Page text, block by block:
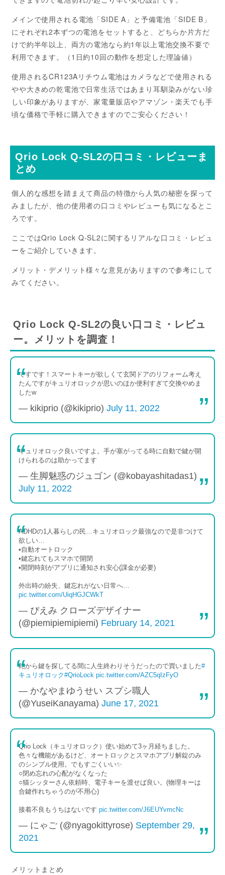
メインで使用される電池「SIDE A」と予備電池「SIDE B」
にそれぞれ2本ずつの電池をセットすると、どちらか片方だ
けで約半年以上、両方の電池なら約1年以上電池交換不要で
利用できます。（1日約10回の動作を想定した理論値）
使用されるCR123Aリチウム電池はカメラなどで使用される
やや大きめの乾電池で日常生活ではあまり耳馴染みがない珍
しい印象がありますが、家電量販店やアマゾン・楽天でも手
頃な価格で手軽に購入できますのでご安心ください！
Qrio Lock Q-SL2の口コミ・レビューま
とめ
個人的な感想を踏まえて商品の特徴から人気の秘密を探って
みましたが、他の使用者の口コミやレビューも気になるとこ
ろです。
ここではQrio Lock Q-SL2に関するリアルな口コミ・レビュ
ーをご紹介していきます。
メリット・デメリット様々な意見がありますので参考にして
みてください。
Qrio Lock Q-SL2の良い口コミ・レビュ
ー。メリットを調査！
ですです！スマートキーが欲しくて玄関ドアのリフォーム考え
たんですがキュリオロックが思いのほか便利すぎて交換やめま
したw
— kikiprio (@kikiprio) July 11, 2022
キュリオロック良いですよ。手が塞がってる時に自動で鍵が開
けられるのは助かってます
— 生脚魅惑のジュゴン (@kobayashitadas1)
July 11, 2022
ADHDの1人暮らしの民…キュリオロック最強なので是非つけて
欲しい…
•自動オートロック
•鍵忘れてもスマホで開閉
•開閉時刻がアプリに通知され安心(課金が必要)
外出時の紛失、鍵忘れがない日常へ…
pic.twitter.com/UiqHGJCWkT
— ぴえみ クローズデザイナー
(@piemipiemipiemi) February 14, 2021
鞄から鍵を探してる間に人生終わりそうだったので買いました#
キュリオロック#QrioLock pic.twitter.com/AZC5qIzFyO
— かなやまゆうせい スプシ職人
(@YuseiKanayama) June 17, 2021
Qrio Lock（キュリオロック）使い始めて3ヶ月経ちました。
色々な機能があるけど、オートロックとスマホアプリ解錠のみ
のシンプル使用。でもすごくいい✨
○閉め忘れの心配がなくなった
○猫シッターさん依頼時、電子キーを渡せば良い。(物理キーは
合鍵作れちゃうのが不用心)
接着不良もうちはないです pic.twitter.com/J6EUYvmcNc
— にゃご (@nyagokittyrose) September 29,
2021
メリットまとめ